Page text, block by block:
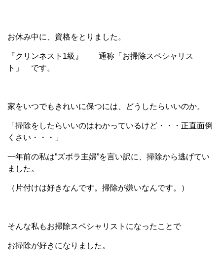
お休み中に、資格をとりました。
『クリンネスト1級』 通称「お掃除スペシャリス
ト」 です。
家をいつでもきれいに保つには、どうしたらいいのか。
「掃除をしたらいいのはわかっているけど・・・正直面倒
くさい・・・」
一年前の私は”ズボラ主婦”を言い訳に、掃除から逃げてい
ました。
（片付けは好きなんです。掃除が嫌いなんです。）
そんな私もお掃除スペシャリストになったことで
お掃除が好きになりました。